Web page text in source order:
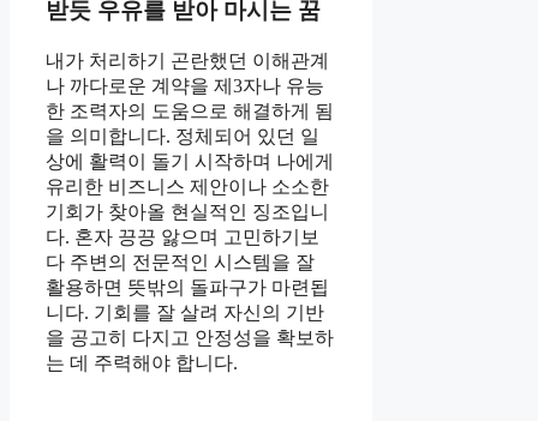
받듯 우유를 받아 마시는 꿈
내가 처리하기 곤란했던 이해관계
나 까다로운 계약을 제3자나 유능
한 조력자의 도움으로 해결하게 됨
을 의미합니다. 정체되어 있던 일
상에 활력이 돌기 시작하며 나에게
유리한 비즈니스 제안이나 소소한
기회가 찾아올 현실적인 징조입니
다. 혼자 끙끙 앓으며 고민하기보
다 주변의 전문적인 시스템을 잘
활용하면 뜻밖의 돌파구가 마련됩
니다. 기회를 잘 살려 자신의 기반
을 공고히 다지고 안정성을 확보하
는 데 주력해야 합니다.